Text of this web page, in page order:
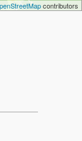
contributors